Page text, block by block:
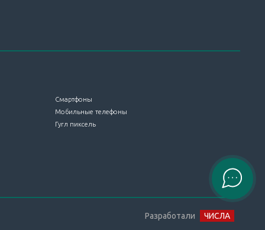
Смартфоны
Мобильные телефоны
Гугл пиксель
Разработали ЧИСЛА